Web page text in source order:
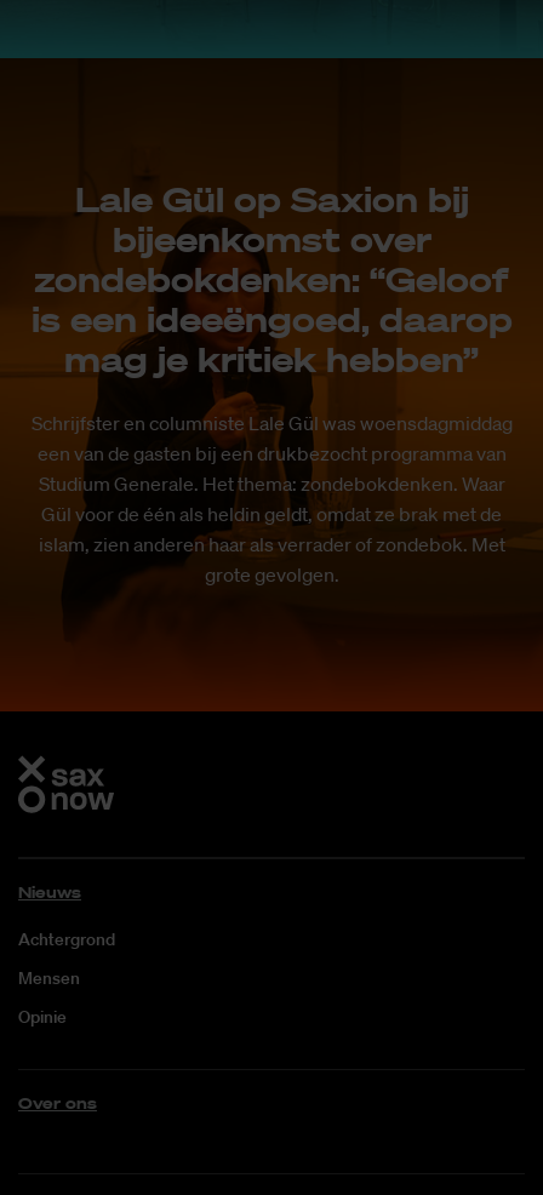
Lale Gül op Saxion bij
bijeenkomst over
zondebokdenken: “Geloof
is een ideeëngoed, daarop
mag je kritiek hebben”
Schrijfster en columniste Lale Gül was woensdagmiddag
een van de gasten bij een drukbezocht programma van
Studium Generale. Het thema: zondebokdenken. Waar
Gül voor de één als heldin geldt, omdat ze brak met de
islam, zien anderen haar als verrader of zondebok. Met
grote gevolgen.
Nieuws
Achtergrond
Mensen
Opinie
Over ons